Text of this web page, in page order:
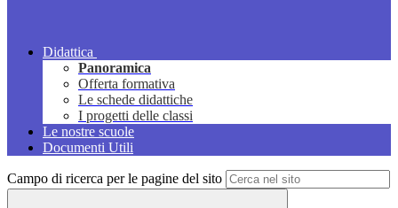
Didattica
Panoramica
Offerta formativa
Le schede didattiche
I progetti delle classi
Le nostre scuole
Documenti Utili
Campo di ricerca per le pagine del sito